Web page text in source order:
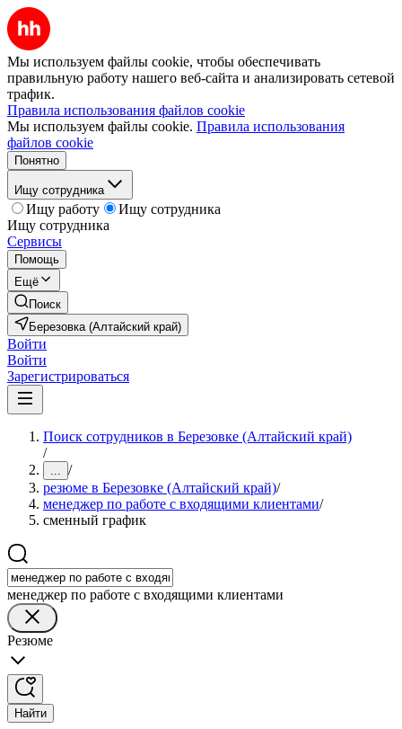
Мы используем файлы cookie, чтобы обеспечивать
правильную работу нашего веб-сайта и анализировать сетевой
трафик.
Правила использования файлов cookie
Мы используем файлы cookie. Правила использования
файлов cookie
Понятно
Ищу сотрудника
Ищу работу
Ищу сотрудника
Ищу сотрудника
Сервисы
Помощь
Ещё
Поиск
Березовка (Алтайский край)
Войти
Войти
Зарегистрироваться
Поиск сотрудников в Березовке (Алтайский край)
/
... /
резюме в Березовке (Алтайский край)/
менеджер по работе с входящими клиентами/
сменный график
менеджер по работе с входящими клиентами
Резюме
Найти